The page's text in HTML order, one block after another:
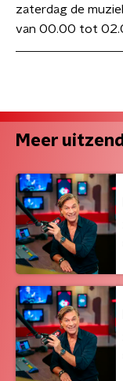
zaterdag de
van 00.00 tot
Meer